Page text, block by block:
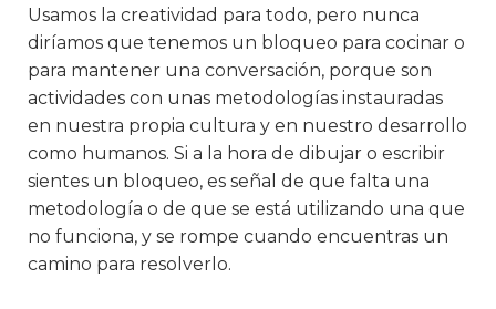
Usamos la creatividad para todo, pero nunca
diríamos que tenemos un bloqueo para cocinar o
para mantener una conversación, porque son
actividades con unas metodologías instauradas
en nuestra propia cultura y en nuestro desarrollo
como humanos. Si a la hora de dibujar o escribir
sientes un bloqueo, es señal de que falta una
metodología o de que se está utilizando una que
no funciona, y se rompe cuando encuentras un
camino para resolverlo.